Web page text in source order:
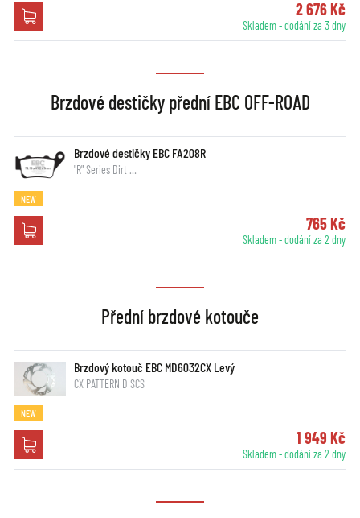
2 676 Kč
Skladem - dodání za 3 dny
Brzdové destičky přední EBC OFF-ROAD
Brzdové destičky EBC FA208R
"R" Series Dirt …
NEW
765 Kč
Skladem - dodání za 2 dny
Přední brzdové kotouče
Brzdový kotouč EBC MD6032CX Levý
CX PATTERN DISCS
NEW
1 949 Kč
Skladem - dodání za 2 dny